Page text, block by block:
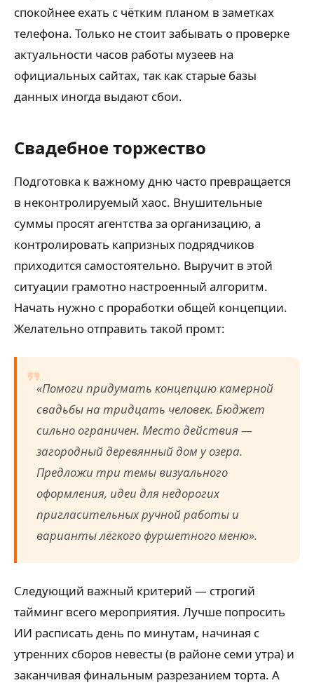
спокойнее ехать с чётким планом в заметках
телефона. Только не стоит забывать о проверке
актуальности часов работы музеев на
официальных сайтах, так как старые базы
данных иногда выдают сбои.
Свадебное торжество
Подготовка к важному дню часто превращается
в неконтролируемый хаос. Внушительные
суммы просят агентства за организацию, а
контролировать капризных подрядчиков
приходится самостоятельно. Выручит в этой
ситуации грамотно настроенный алгоритм.
Начать нужно с проработки общей концепции.
Желательно отправить такой промт:
«Помоги придумать концепцию камерной
свадьбы на тридцать человек. Бюджет
сильно ограничен. Место действия —
загородный деревянный дом у озера.
Предложи три темы визуального
оформления, идеи для недорогих
пригласительных ручной работы и
варианты лёгкого фуршетного меню».
Следующий важный критерий — строгий
тайминг всего мероприятия. Лучше попросить
ИИ расписать день по минутам, начиная с
утренних сборов невесты (в районе семи утра) и
заканчивая финальным разрезанием торта. А